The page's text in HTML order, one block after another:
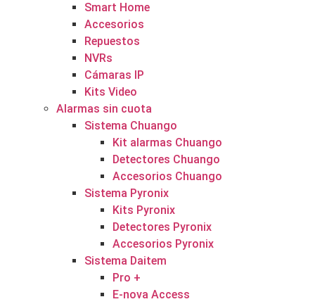
Smart Home
Accesorios
Repuestos
NVRs
Cámaras IP
Kits Video
Alarmas sin cuota
Sistema Chuango
Kit alarmas Chuango
Detectores Chuango
Accesorios Chuango
Sistema Pyronix
Kits Pyronix
Detectores Pyronix
Accesorios Pyronix
Sistema Daitem
Pro +
E-nova Access